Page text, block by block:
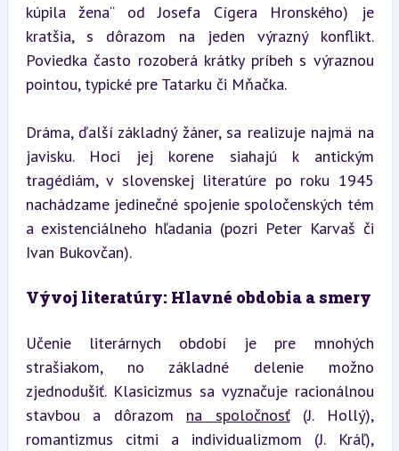
kúpila žena“ od Josefa Cígera Hronského) je
kratšia, s dôrazom na jeden výrazný konflikt.
Poviedka často rozoberá krátky príbeh s výraznou
pointou, typické pre Tatarku či Mňačka.
Dráma, ďalší základný žáner, sa realizuje najmä na
javisku. Hoci jej korene siahajú k antickým
tragédiám, v slovenskej literatúre po roku 1945
nachádzame jedinečné spojenie spoločenských tém
a existenciálneho hľadania (pozri Peter Karvaš či
Ivan Bukovčan).
Vývoj literatúry: Hlavné obdobia a smery
Učenie literárnych období je pre mnohých
strašiakom, no základné delenie možno
zjednodušiť. Klasicizmus sa vyznačuje racionálnou
stavbou a dôrazom na spoločnosť (J. Hollý),
romantizmus citmi a individualizmom (J. Kráľ),